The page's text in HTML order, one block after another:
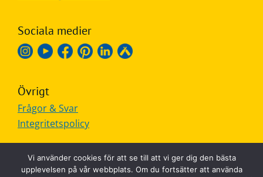
Sociala medier
Övrigt
Frågor & Svar
Integritetspolicy
Vi använder cookies för att se till att vi ger dig den bästa
upplevelsen på vår webbplats. Om du fortsätter att använda